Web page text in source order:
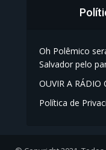
Oh Polêmico
Salvador pelo
OUVIR A RÁDIO
Política de